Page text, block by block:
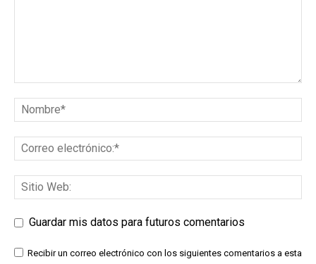
Guardar mis datos para futuros comentarios
Recibir un correo electrónico con los siguientes comentarios a esta